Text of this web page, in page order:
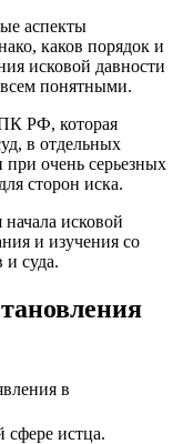
аспекты
каков порядок и
исковой давности
понятными.
РФ, которая
в отдельных
очень серьезных
сторон иска.
исковой
и изучения со
и суда.
в
сфере истца.